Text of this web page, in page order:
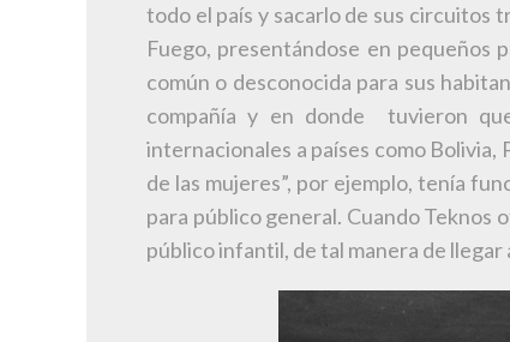
todo el país y sacarlo de sus circuitos
Fuego, presentándose en pequeños
común o desconocida para sus
compañía y en donde tuvieron
internacionales a países como Bolivia,
de las mujeres”, por ejemplo, tenía
para público general. Cuando Teknos
público infantil, de tal manera de llegar